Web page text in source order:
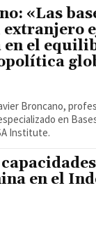
«Las
el
Broncano,
en
Institute.
en el